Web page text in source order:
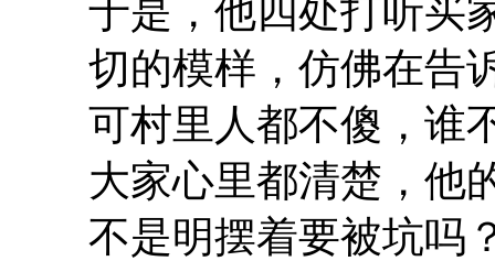
于是，他四处打听买
切的模样，仿佛在告
可村里人都不傻，谁
大家心里都清楚，他
不是明摆着要被坑吗